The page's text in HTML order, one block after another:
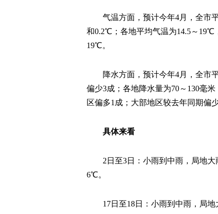
气温方面，预计今年4月，全市
和0.2℃；各地平均气温为14.5～19℃
19℃。
降水方面，预计今年4月，全市
偏少3成；各地降水量为70～130毫
区偏多1成；大部地区较去年同期偏少
具体来看
2日至3日：小雨到中雨，局地
6℃。
17日至18日：小雨到中雨，局地